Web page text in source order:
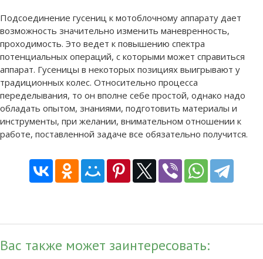
Подсоединение гусениц к мотоблочному аппарату дает
возможность значительно изменить маневренность,
проходимость. Это ведет к повышению спектра
потенциальных операций, с которыми может справиться
аппарат. Гусеницы в некоторых позициях выигрывают у
традиционных колес. Относительно процесса
переделывания, то он вполне себе простой, однако надо
обладать опытом, знаниями, подготовить материалы и
инструменты, при желании, внимательном отношении к
работе, поставленной задаче все обязательно получится.
Вас также может заинтересовать: